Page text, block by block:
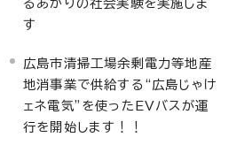
るあかりの社会実験を実施しま
す
広島市清掃工場余剰電力等地産
地消事業で供給する“広島じゃけ
ェネ電気”を使ったEVバスが運
行を開始します！！